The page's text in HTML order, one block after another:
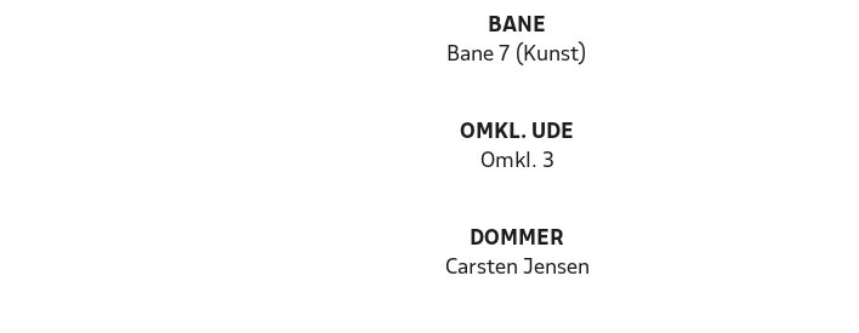
BANE
Bane 7 (Kunst)
OMKL. UDE
Omkl. 3
DOMMER
Carsten Jensen